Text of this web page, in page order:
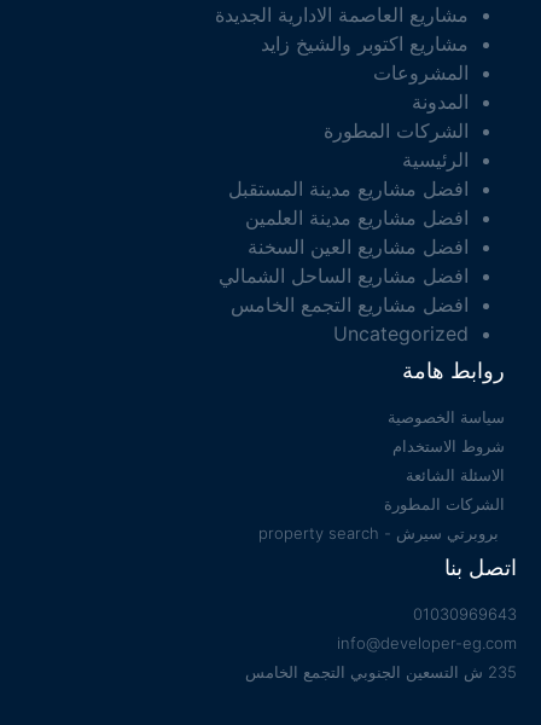
مشاريع العاصمة الادارية الجديدة
مشاريع اكتوبر والشيخ زايد
المشروعات
المدونة
الشركات المطورة
الرئيسية
افضل مشاريع مدينة المستقبل
افضل مشاريع مدينة العلمين
افضل مشاريع العين السخنة
افضل مشاريع الساحل الشمالي
افضل مشاريع التجمع الخامس
Uncategorized
روابط هامة
سياسة الخصوصية
شروط الاستخدام
الاسئلة الشائعة
الشركات المطورة
بروبرتي سيرش - property search
اتصل بنا
01030969643
info@developer-eg.com
235 ش التسعين الجنوبي التجمع الخامس